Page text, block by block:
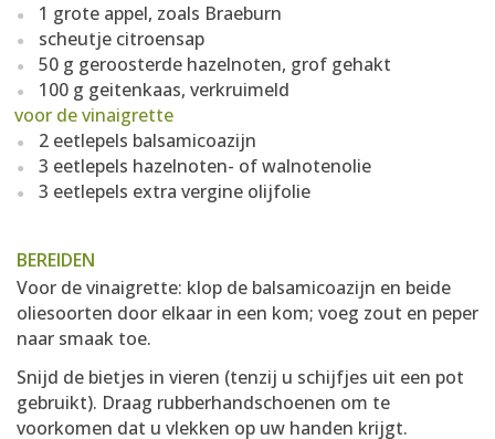
1 grote appel, zoals Braeburn
scheutje citroensap
50 g geroosterde hazelnoten, grof gehakt
100 g geitenkaas, verkruimeld
voor de vinaigrette
2 eetlepels balsamicoazijn
3 eetlepels hazelnoten- of walnotenolie
3 eetlepels extra vergine olijfolie
BEREIDEN
Voor de vinaigrette: klop de balsamicoazijn en beide
oliesoorten door elkaar in een kom; voeg zout en peper
naar smaak toe.
Snijd de bietjes in vieren (tenzij u schijfjes uit een pot
gebruikt). Draag rubberhandschoenen om te
voorkomen dat u vlekken op uw handen krijgt.